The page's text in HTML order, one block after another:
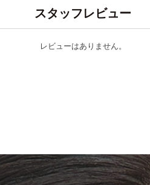
スタッフレビュー
レビューはありません。